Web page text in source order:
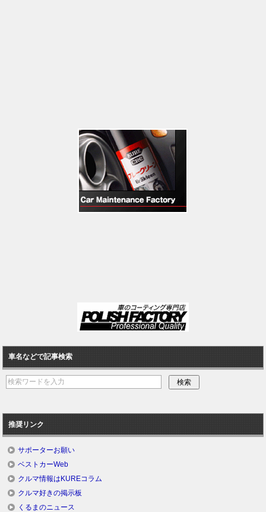
車名などで記事検索
推奨リンク
サポーターお願い
ベストカーWeb
クルマ情報はKUREコラム
クルマ好きの掲示板
くるまのニュース